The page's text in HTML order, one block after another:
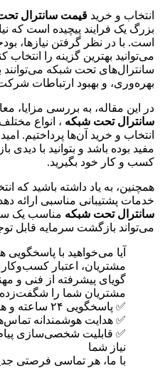
انتخاب و خرید قیمت سانترال
بزرگ یک فرایند پیچیده است که
است. با در نظر گرفتن نیازها،
می‌توانید بهترین گزینه را انتخاب
سانترال‌های تحت شبکه می‌توانند
بهره‌وری، و بهبود ارتباطات
در این مقاله، به بررسی مزایا،
سانترال تحت شبکه ، انواع
انتخاب و خرید آن‌ها پرداختیم.
مفید بوده باشد و بتوانید با دیدی
کسب و کار خود بگیرید.
همچنین، به یاد داشته باشید که
خدمات پشتیبانی مناسبی ارائه
سانترال تحت شبکه مناسب یک
می‌تواند بازگشت سرمایه قابل
آیا می‌خواهید با
مشتریان، اعتبار
گویای پیشرفته از فنی و
مشتریان شما را شگفت‌زده
✅ پاسخگویی ۲۴ ساعته و هفت روز هفته به مشتریان
✅ هدایت هوشمندانه
✅ قابلیت شخصی‌سازی
نیاز شما
با ما، هر تماسی فرصتی جدید است!